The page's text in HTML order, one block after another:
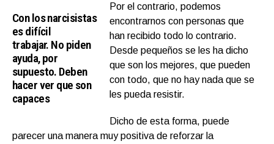
Con los narcisistas
es difícil
trabajar. No piden
ayuda, por
supuesto. Deben
hacer ver que son
capaces
Por el contrario, podemos
encontrarnos con personas que
han recibido todo lo contrario.
Desde pequeños se les ha dicho
que son los mejores, que pueden
con todo, que no hay nada que se
les pueda resistir.
Dicho de esta forma, puede
parecer una manera muy positiva de reforzar la